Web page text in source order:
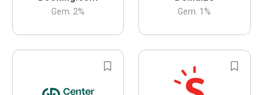
Gem. 2% Gem. 1 %